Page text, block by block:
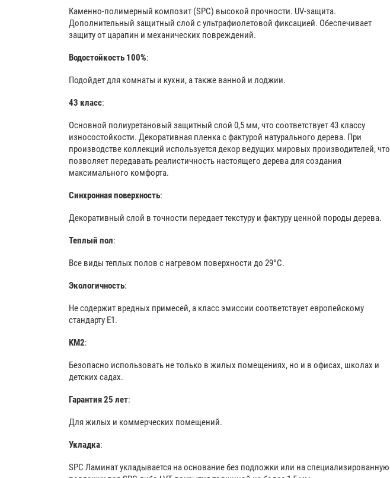
Каменно-полимерный композит (SPC) высокой прочности. UV-защита.
Дополнительный защитный слой с ультрафиолетовой фиксацией. Обеспечивает
защиту от царапин и механических повреждений.
Водостойкость 100%:
Подойдет для комнаты и кухни, а также ванной и лоджии.
43 класс:
Основной полиуретановый защитный слой 0,5 мм, что соответствует 43 классу
износостойкости. Декоративная пленка с фактурой натурального дерева. При
производстве коллекций используется декор ведущих мировых производителей, что
позволяет передавать реалистичность настоящего дерева для создания
максимального комфорта.
Синхронная поверхность:
Декоративный слой в точности передает текстуру и фактуру ценной породы дерева.
Теплый пол:
Все виды теплых полов с нагревом поверхности до 29°С.
Экологичность:
Не содержит вредных примесей, а класс эмиссии соответствует европейскому
стандарту Е1.
KM2:
Безопасно использовать не только в жилых помещениях, но и в офисах, школах и
детских садах.
Гарантия 25 лет:
Для жилых и коммерческих помещений.
Укладка:
SPC Ламинат укладывается на основание без подложки или на специализированную